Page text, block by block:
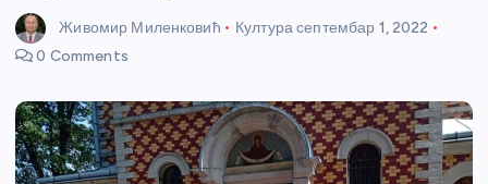
Живомир Миленковић Културасептембар 1, 2022
0 Comments